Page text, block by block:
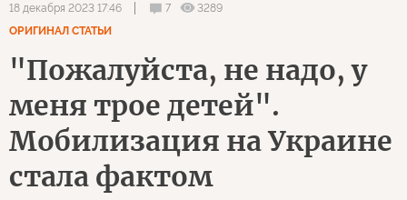
18 декабря 2023 17:46 7
3289
ОРИГИНАЛ СТАТЬИ
"Пожалуйста, не надо, у
меня трое детей".
Мобилизация на Украине
стала фактом